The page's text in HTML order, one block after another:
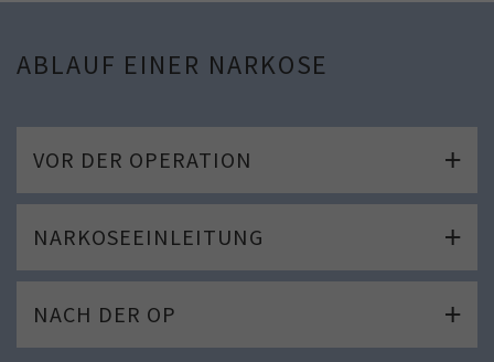
ABLAUF EINER NARKOSE
VOR DER OPERATION
NARKOSEEINLEITUNG
NACH DER OP